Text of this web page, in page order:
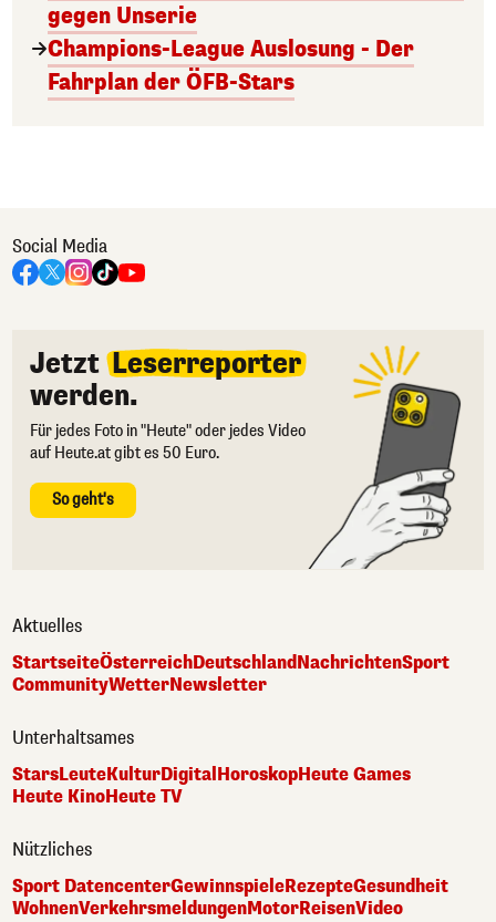
gegen Unserie
Champions-League Auslosung - Der
Fahrplan der ÖFB-Stars
Social Media
Jetzt Leserreporter
werden.
Für jedes Foto in "Heute" oder jedes Video
auf Heute.at gibt es 50 Euro.
So geht's
Aktuelles
StartseiteÖsterreichDeutschlandNachrichtenSport
CommunityWetterNewsletter
Unterhaltsames
StarsLeuteKulturDigital HoroskopHeute Games
Heute KinoHeute TV
Nützliches
Sport DatencenterGewinnspieleRezepteGesundheit
WohnenVerkehrsmeldungenMotorReisenVideo